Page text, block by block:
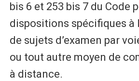
bis 6 et 253 bis 7 du Code
dispositions spécifiques à
de sujets d’examen par
ou tout autre moyen de
à distance.